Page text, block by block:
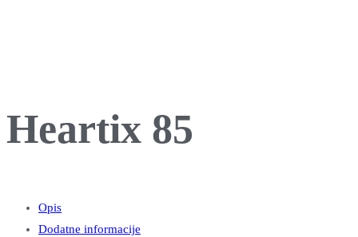
Heartix 85
Opis
Dodatne informacije